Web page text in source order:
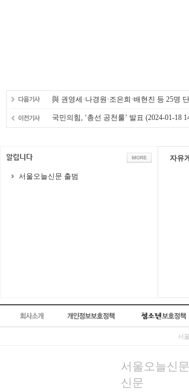
與 권영세·나경원·조은희·배현진 등 25명
국민의힘, ‘총선 공천룰’ 발표 (2024-01-18
서울오늘신문 출범
자유
서
서울오늘신
신문